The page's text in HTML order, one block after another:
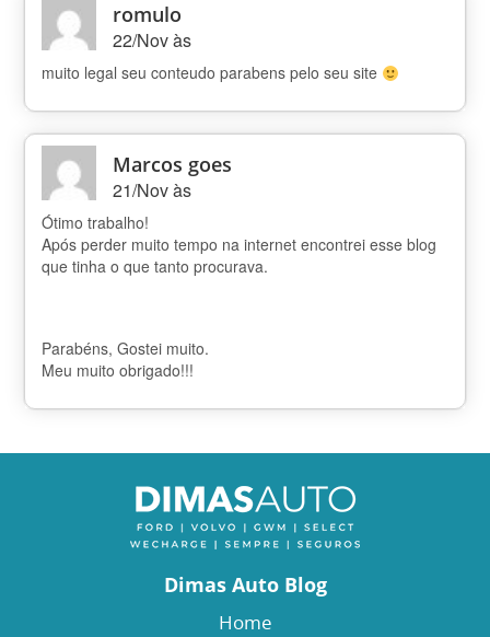
romulo
22/Nov às
muito legal seu conteudo parabens pelo seu site
Marcos goes
21/Nov às
Ótimo trabalho!
Após perder muito tempo na internet encontrei esse blog
que tinha o que tanto procurava.
Parabéns, Gostei muito.
Meu muito obrigado!!!
Dimas Auto Blog
Home